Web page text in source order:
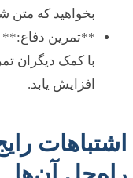
بخواهید که متن شما
**تمرین دفاع:**
با کمک دیگران تمرین
افزایش یابد.